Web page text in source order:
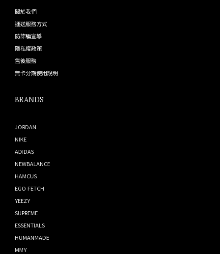
關於我們
運送服務方式
防詐騙宣導
隱私權政策
售後服務
無卡分期使用說明
BRANDS
JORDAN
NIKE
ADIDAS
NEWBALANCE
HAMCUS
EGO FETCH
YEEZY
SUPREME
ESSENTIALS
HUMANMADE
MMY